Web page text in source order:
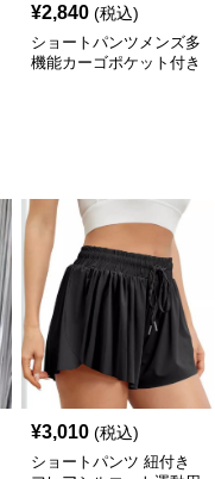
¥2,840 (税込)
ショートパンツメンズ多
機能カーゴポケット付き
¥3,010 (税込)
ショートパンツ 紐付き